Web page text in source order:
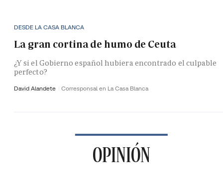
DESDE LA CASA BLANCA
La gran cortina de humo de Ceuta
¿Y si el Gobierno español hubiera encontrado el culpable
perfecto?
David Alandete Corresponsal en La Casa Blanca
OPINIÓN